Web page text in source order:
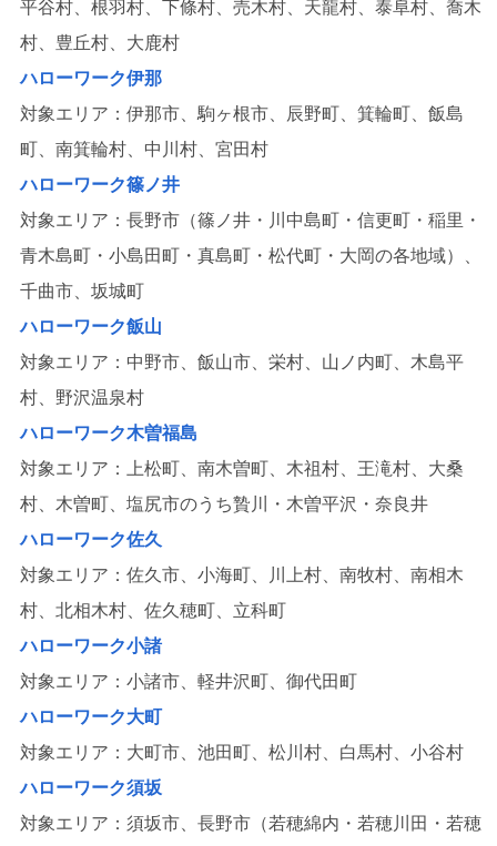
平谷村、根羽村、下條村、売木村、天龍村、泰阜村、喬木
村、豊丘村、大鹿村
ハローワーク伊那
対象エリア：伊那市、駒ヶ根市、辰野町、箕輪町、飯島
町、南箕輪村、中川村、宮田村
ハローワーク篠ノ井
対象エリア：長野市（篠ノ井・川中島町・信更町・稲里・
青木島町・小島田町・真島町・松代町・大岡の各地域）、
千曲市、坂城町
ハローワーク飯山
対象エリア：中野市、飯山市、栄村、山ノ内町、木島平
村、野沢温泉村
ハローワーク木曽福島
対象エリア：上松町、南木曽町、木祖村、王滝村、大桑
村、木曽町、塩尻市のうち贄川・木曽平沢・奈良井
ハローワーク佐久
対象エリア：佐久市、小海町、川上村、南牧村、南相木
村、北相木村、佐久穂町、立科町
ハローワーク小諸
対象エリア：小諸市、軽井沢町、御代田町
ハローワーク大町
対象エリア：大町市、池田町、松川村、白馬村、小谷村
ハローワーク須坂
対象エリア：須坂市、長野市（若穂綿内・若穂川田・若穂